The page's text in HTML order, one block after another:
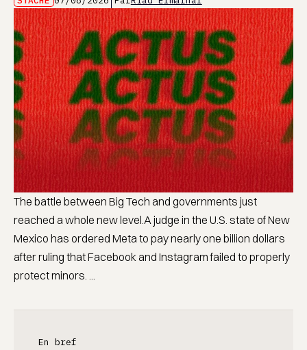
The battle between Big Tech and governments just
reached a whole new level.A judge in the U.S. state of New
Mexico has ordered Meta to pay nearly one billion dollars
after ruling that Facebook and Instagram failed to properly
protect minors. ...
En bref